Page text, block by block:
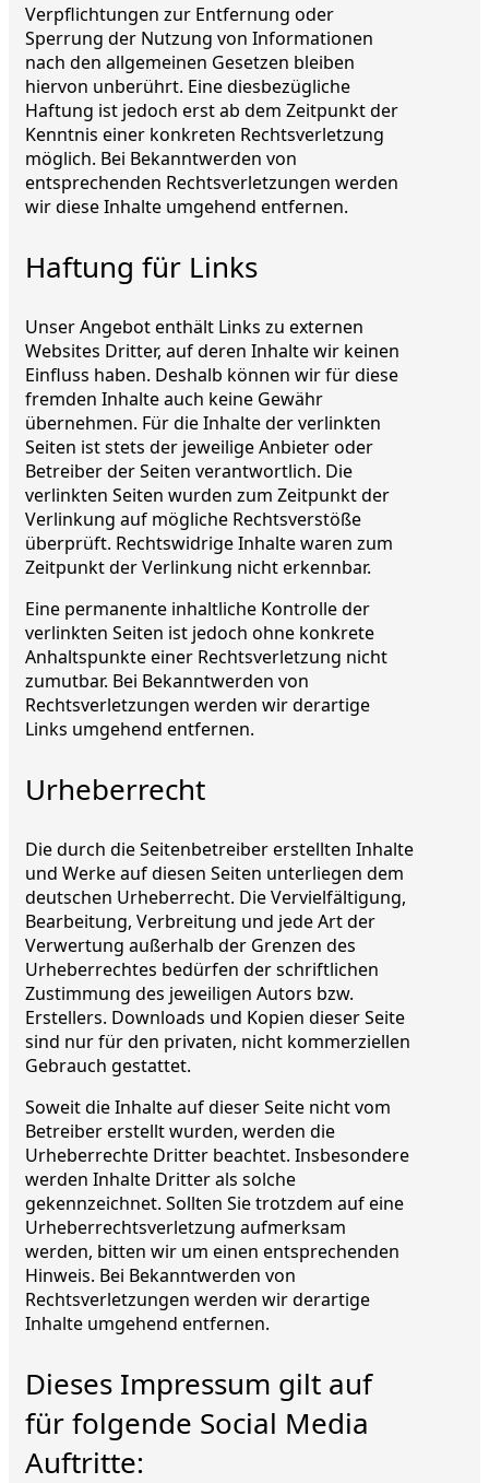
Verpflichtungen zur Entfernung oder
Sperrung der Nutzung von Informationen
nach den allgemeinen Gesetzen bleiben
hiervon unberührt. Eine diesbezügliche
Haftung ist jedoch erst ab dem Zeitpunkt der
Kenntnis einer konkreten Rechtsverletzung
möglich. Bei Bekanntwerden von
entsprechenden Rechtsverletzungen werden
wir diese Inhalte umgehend entfernen.
Haftung für Links
Unser Angebot enthält Links zu externen
Websites Dritter, auf deren Inhalte wir keinen
Einfluss haben. Deshalb können wir für diese
fremden Inhalte auch keine Gewähr
übernehmen. Für die Inhalte der verlinkten
Seiten ist stets der jeweilige Anbieter oder
Betreiber der Seiten verantwortlich. Die
verlinkten Seiten wurden zum Zeitpunkt der
Verlinkung auf mögliche Rechtsverstöße
überprüft. Rechtswidrige Inhalte waren zum
Zeitpunkt der Verlinkung nicht erkennbar.
Eine permanente inhaltliche Kontrolle der
verlinkten Seiten ist jedoch ohne konkrete
Anhaltspunkte einer Rechtsverletzung nicht
zumutbar. Bei Bekanntwerden von
Rechtsverletzungen werden wir derartige
Links umgehend entfernen.
Urheberrecht
Die durch die Seitenbetreiber erstellten Inhalte
und Werke auf diesen Seiten unterliegen dem
deutschen Urheberrecht. Die Vervielfältigung,
Bearbeitung, Verbreitung und jede Art der
Verwertung außerhalb der Grenzen des
Urheberrechtes bedürfen der schriftlichen
Zustimmung des jeweiligen Autors bzw.
Erstellers. Downloads und Kopien dieser Seite
sind nur für den privaten, nicht kommerziellen
Gebrauch gestattet.
Soweit die Inhalte auf dieser Seite nicht vom
Betreiber erstellt wurden, werden die
Urheberrechte Dritter beachtet. Insbesondere
werden Inhalte Dritter als solche
gekennzeichnet. Sollten Sie trotzdem auf eine
Urheberrechtsverletzung aufmerksam
werden, bitten wir um einen entsprechenden
Hinweis. Bei Bekanntwerden von
Rechtsverletzungen werden wir derartige
Inhalte umgehend entfernen.
Dieses Impressum gilt auf
für folgende Social Media
Auftritte: